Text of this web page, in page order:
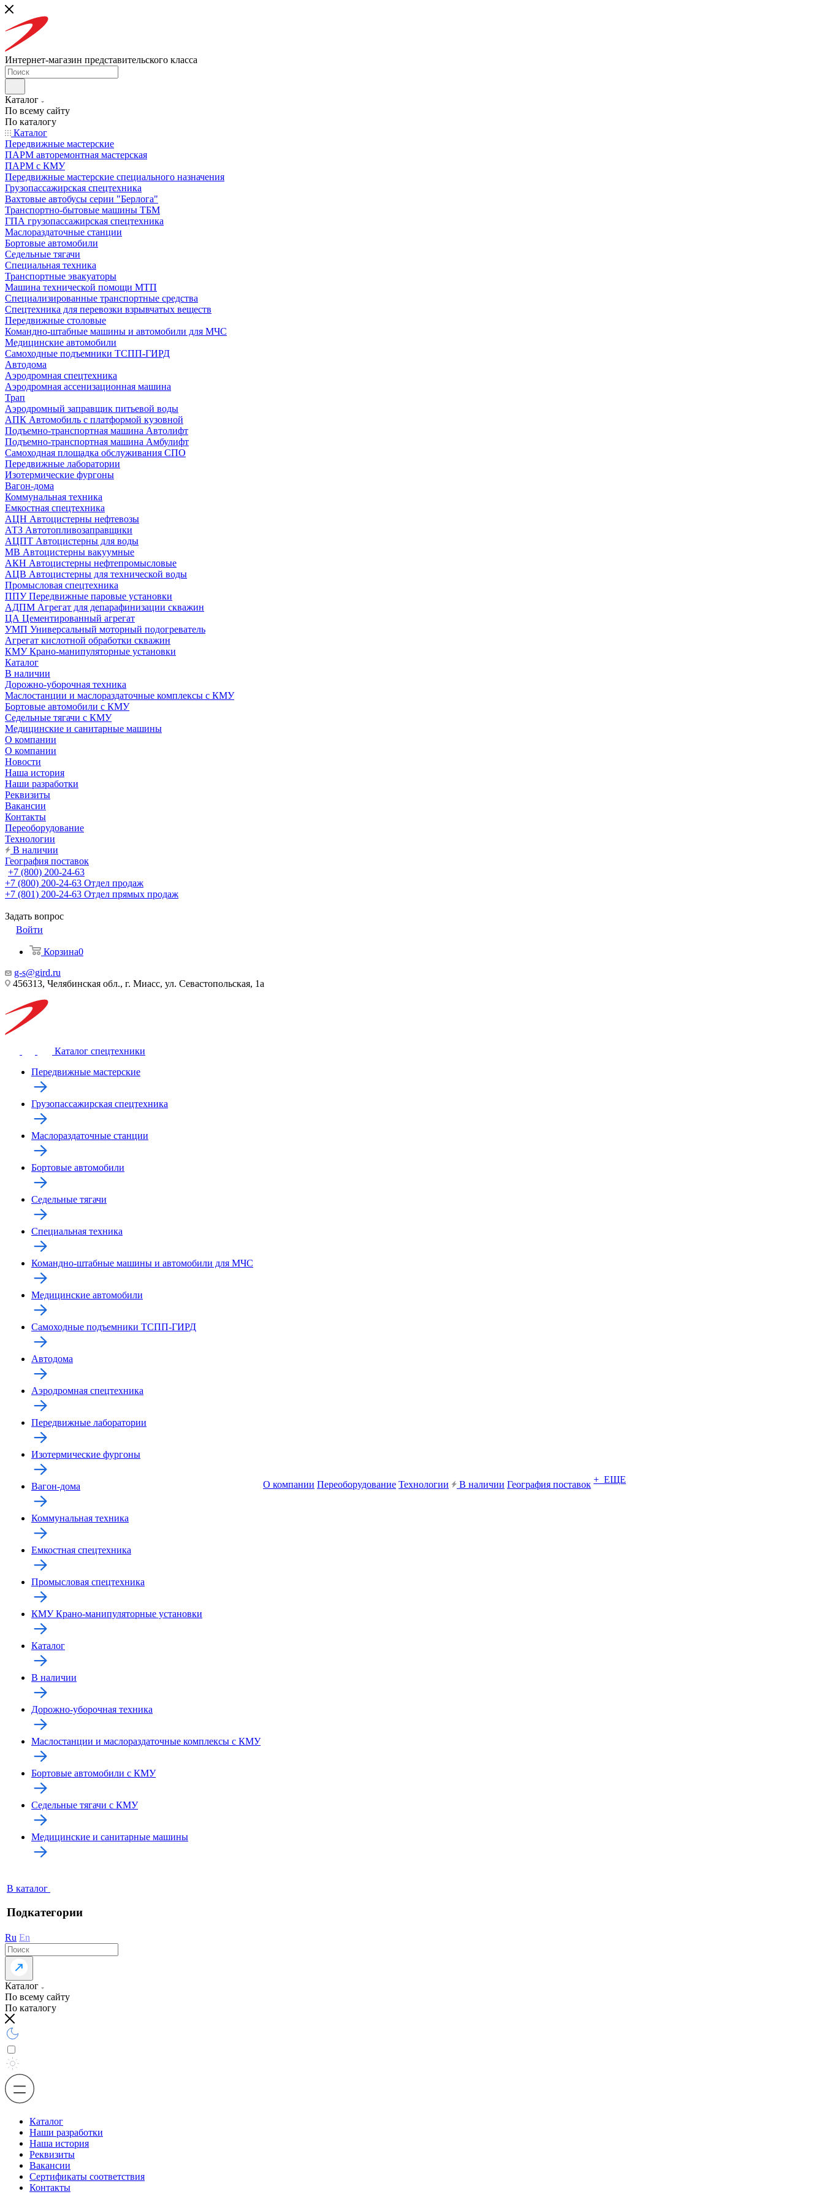
Интернет-магазин представительского класса
Каталог
По всему сайту
По каталогу
Каталог
Передвижные мастерские
ПАРМ авторемонтная мастерская
ПАРМ с КМУ
Передвижные мастерские специального назначения
Грузопассажирская спецтехника
Вахтовые автобусы серии "Берлога"
Транспортно-бытовые машины ТБМ
ГПА грузопассажирская спецтехника
Маслораздаточные станции
Бортовые автомобили
Седельные тягачи
Специальная техника
Транспортные эвакуаторы
Машина технической помощи МТП
Специализированные транспортные средства
Спецтехника для перевозки взрывчатых веществ
Передвижные столовые
Командно-штабные машины и автомобили для МЧС
Медицинские автомобили
Самоходные подъемники ТСПП-ГИРД
Автодома
Аэродромная спецтехника
Аэродромная ассенизационная машина
Трап
Аэродромный заправщик питьевой воды
АПК Автомобиль с платформой кузовной
Подъемно-транспортная машина Автолифт
Подъемно-транспортная машина Амбулифт
Самоходная площадка обслуживания СПО
Передвижные лаборатории
Изотермические фургоны
Вагон-дома
Коммунальная техника
Емкостная спецтехника
АЦН Автоцистерны нефтевозы
АТЗ Автотопливозаправщики
АЦПТ Автоцистерны для воды
МВ Автоцистерны вакуумные
АКН Автоцистерны нефтепромысловые
АЦВ Автоцистерны для технической воды
Промысловая спецтехника
ППУ Передвижные паровые установки
АДПМ Агрегат для депарафинизации скважин
ЦА Цементированный агрегат
УМП Универсальный моторный подогреватель
Агрегат кислотной обработки скважин
КМУ Крано-манипуляторные установки
Каталог
В наличии
Дорожно-уборочная техника
Маслостанции и маслораздаточные комплексы с КМУ
Бортовые автомобили с КМУ
Седельные тягачи с КМУ
Медицинские и санитарные машины
О компании
О компании
Новости
Наша история
Наши разработки
Реквизиты
Вакансии
Контакты
Переоборудование
Технологии
В наличии
География поставок
+7 (800) 200-24-63
+7 (800) 200-24-63 Отдел продаж
+7 (801) 200-24-63 Отдел прямых продаж
Задать вопрос
Войти
Корзина0
g-s@gird.ru
456313, Челябинская обл., г. Миасс, ул. Севастопольская, 1а
Каталог спецтехники
Передвижные мастерские
Грузопассажирская спецтехника
Маслораздаточные станции
Бортовые автомобили
Седельные тягачи
Специальная техника
Командно-штабные машины и автомобили для МЧС
Медицинские автомобили
Самоходные подъемники ТСПП-ГИРД
Автодома
Аэродромная спецтехника
Передвижные лаборатории
Изотермические фургоны
Вагон-дома
Коммунальная техника
Емкостная спецтехника
Промысловая спецтехника
КМУ Крано-манипуляторные установки
Каталог
В наличии
Дорожно-уборочная техника
Маслостанции и маслораздаточные комплексы с КМУ
Бортовые автомобили с КМУ
Седельные тягачи с КМУ
Медицинские и санитарные машины
В каталог
Подкатегории
О компании Переоборудование Технологии В наличии География поставок + ЕЩЕ
Ru En
Каталог
По всему сайту
По каталогу
Каталог
Наши разработки
Наша история
Реквизиты
Вакансии
Сертификаты соответствия
Контакты